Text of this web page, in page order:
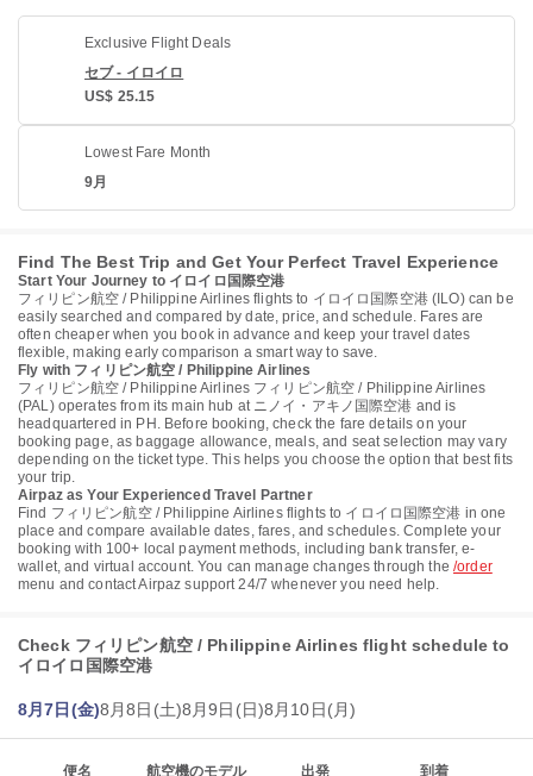
Exclusive Flight Deals
セブ - イロイロ
US$ 25.15
Lowest Fare Month
9月
Find The Best Trip and Get Your Perfect Travel Experience
Start Your Journey to イロイロ国際空港
フィリピン航空 / Philippine Airlines flights to イロイロ国際空港 (ILO) can be
easily searched and compared by date, price, and schedule. Fares are
often cheaper when you book in advance and keep your travel dates
flexible, making early comparison a smart way to save.
Fly with フィリピン航空 / Philippine Airlines
フィリピン航空 / Philippine Airlines フィリピン航空 / Philippine Airlines
(PAL) operates from its main hub at ニノイ・アキノ国際空港 and is
headquartered in PH. Before booking, check the fare details on your
booking page, as baggage allowance, meals, and seat selection may vary
depending on the ticket type. This helps you choose the option that best fits
your trip.
Airpaz as Your Experienced Travel Partner
Find フィリピン航空 / Philippine Airlines flights to イロイロ国際空港 in one
place and compare available dates, fares, and schedules. Complete your
booking with 100+ local payment methods, including bank transfer, e-
wallet, and virtual account. You can manage changes through the /order
menu and contact Airpaz support 24/7 whenever you need help.
Check フィリピン航空 / Philippine Airlines flight schedule to
イロイロ国際空港
8月7日(金)8月8日(土)8月9日(日)8月10日(月)
便名 航空機のモデル 出発 到着